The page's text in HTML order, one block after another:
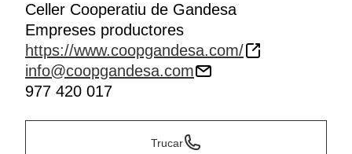
Celler Cooperatiu de Gandesa
Empreses productores
https://www.coopgandesa.com/
info@coopgandesa.com
977 420 017
Trucar